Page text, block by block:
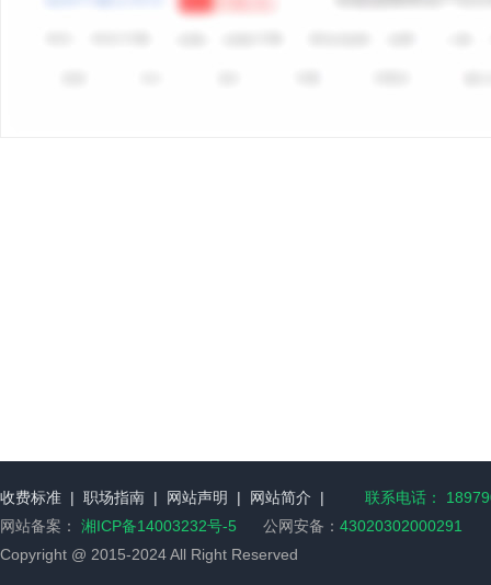
收费标准 | 职场指南 | 网站声明 | 网站简介 |
联系电话：
网站备案： 湘ICP备14003232号-5 公网安备： 43020302000291
Copyright @ 2015-2024 All Right Reserved